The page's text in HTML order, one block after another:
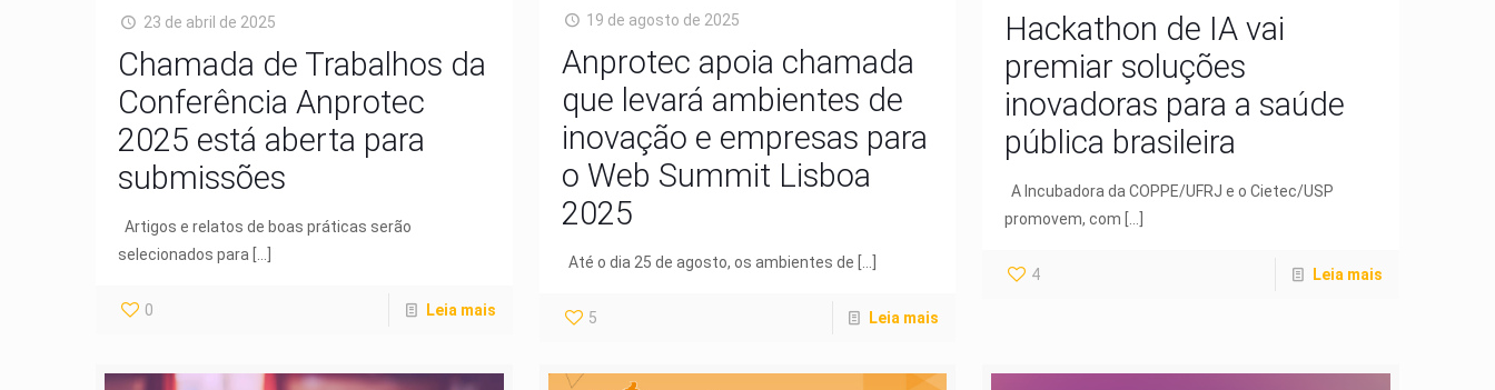
23 de abril de 2025
Chamada de Trabalhos da
Conferência Anprotec
2025 está aberta para
submissões
Artigos e relatos de boas práticas serão
selecionados para […]
0 Leia mais
19 de agosto de 2025
Anprotec apoia chamada
que levará ambientes de
inovação e empresas para
o Web Summit Lisboa
2025
Até o dia 25 de agosto, os ambientes de
5 Leia mais
Hackathon de IA vai
premiar soluções
inovadoras para a saúde
pública brasileira
A Incubadora da COPPE/UFRJ e o Cietec/USP
promovem, com […]
4 Leia mais